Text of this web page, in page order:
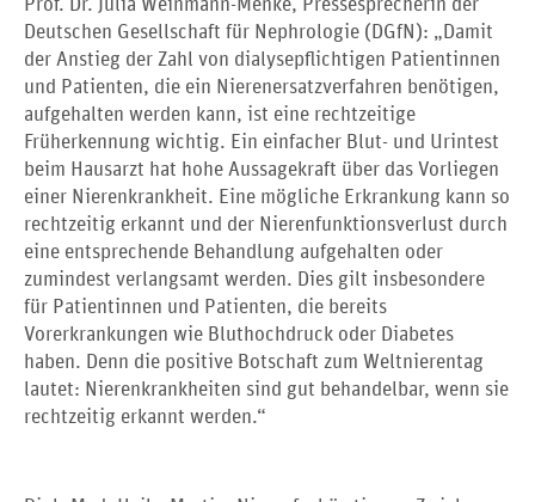
Prof. Dr. Julia Weinmann-Menke, Pressesprecherin der
Deutschen Gesellschaft für Nephrologie (DGfN): „Damit
der Anstieg der Zahl von dialysepflichtigen Patientinnen
und Patienten, die ein Nierenersatzverfahren benötigen,
aufgehalten werden kann, ist eine rechtzeitige
Früherkennung wichtig. Ein einfacher Blut- und Urintest
beim Hausarzt hat hohe Aussagekraft über das Vorliegen
einer Nierenkrankheit. Eine mögliche Erkrankung kann so
rechtzeitig erkannt und der Nierenfunktionsverlust durch
eine entsprechende Behandlung aufgehalten oder
zumindest verlangsamt werden. Dies gilt insbesondere
für Patientinnen und Patienten, die bereits
Vorerkrankungen wie Bluthochdruck oder Diabetes
haben. Denn die positive Botschaft zum Weltnierentag
lautet: Nierenkrankheiten sind gut behandelbar, wenn sie
rechtzeitig erkannt werden.“